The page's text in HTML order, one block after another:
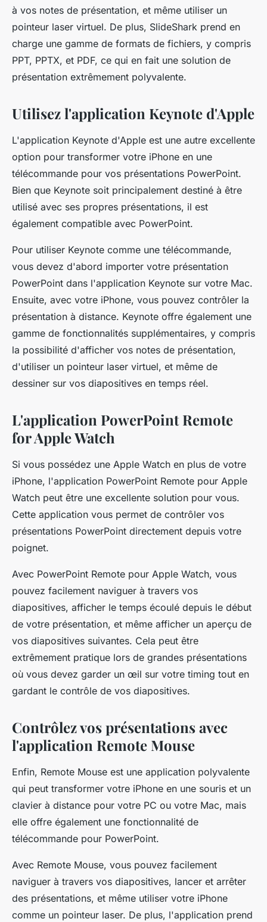
à vos notes de présentation, et même utiliser un
pointeur laser virtuel. De plus, SlideShark prend en
charge une gamme de formats de fichiers, y compris
PPT, PPTX, et PDF, ce qui en fait une solution de
présentation extrêmement polyvalente.
Utilisez l'application Keynote d'Apple
L'application Keynote d'Apple est une autre excellente
option pour transformer votre iPhone en une
télécommande pour vos présentations PowerPoint.
Bien que Keynote soit principalement destiné à être
utilisé avec ses propres présentations, il est
également compatible avec PowerPoint.
Pour utiliser Keynote comme une télécommande,
vous devez d'abord importer votre présentation
PowerPoint dans l'application Keynote sur votre Mac.
Ensuite, avec votre iPhone, vous pouvez contrôler la
présentation à distance. Keynote offre également une
gamme de fonctionnalités supplémentaires, y compris
la possibilité d'afficher vos notes de présentation,
d'utiliser un pointeur laser virtuel, et même de
dessiner sur vos diapositives en temps réel.
L'application PowerPoint Remote
for Apple Watch
Si vous possédez une Apple Watch en plus de votre
iPhone, l'application PowerPoint Remote pour Apple
Watch peut être une excellente solution pour vous.
Cette application vous permet de contrôler vos
présentations PowerPoint directement depuis votre
poignet.
Avec PowerPoint Remote pour Apple Watch, vous
pouvez facilement naviguer à travers vos
diapositives, afficher le temps écoulé depuis le début
de votre présentation, et même afficher un aperçu de
vos diapositives suivantes. Cela peut être
extrêmement pratique lors de grandes présentations
où vous devez garder un œil sur votre timing tout en
gardant le contrôle de vos diapositives.
Contrôlez vos présentations avec
l'application Remote Mouse
Enfin, Remote Mouse est une application polyvalente
qui peut transformer votre iPhone en une souris et un
clavier à distance pour votre PC ou votre Mac, mais
elle offre également une fonctionnalité de
télécommande pour PowerPoint.
Avec Remote Mouse, vous pouvez facilement
naviguer à travers vos diapositives, lancer et arrêter
des présentations, et même utiliser votre iPhone
comme un pointeur laser. De plus, l'application prend